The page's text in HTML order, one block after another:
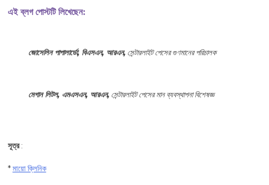
এই ব্লগ পোস্টটি লিখেছেন:
জোসেলিন পাপালার্ডো, বিএসএন, আরএন,সেন্টারলাইট পেসের গুণমানের পরিচালক
মেগান লিটল, এমএসএন, আরএন,সেন্টারলাইট পেসের মান ব্যবস্থাপনা বিশেষজ্ঞ
সূত্র:
* মায়ো ক্লিনিক